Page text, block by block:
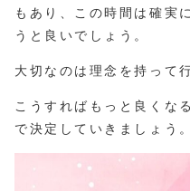
もあり、この時間は確実
うと良いでしょう。
大切なのは理念を持って
こうすればもっと良くな
で決定していきましょう。